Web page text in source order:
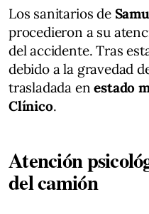
Los sanitarios de
procedieron a su
del accidente. Tras
debido a la gravedad
trasladada enestado
Clínico.
Atención
del camión